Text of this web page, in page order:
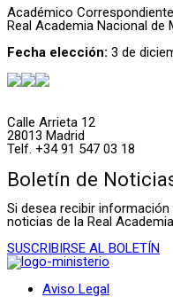
Académico Correspondiente
Real Academia Nacional de
Fecha elección: 3 de
Calle Arrieta 12
28013 Madrid
Telf. +34 91 547 03 18
Boletín de
Si desea recibir
noticias de la Real
SUSCRIBIRSE AL BOLETÍN
Aviso Legal